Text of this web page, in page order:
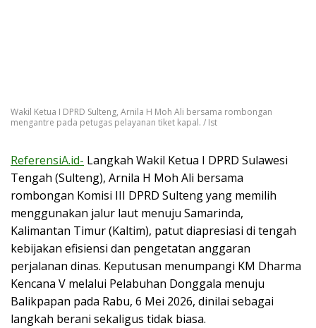
Wakil Ketua I DPRD Sulteng, Arnila H Moh Ali bersama rombongan
mengantre pada petugas pelayanan tiket kapal. / Ist
ReferensiA.id- Langkah Wakil Ketua I DPRD Sulawesi
Tengah (Sulteng), Arnila H Moh Ali bersama
rombongan Komisi III DPRD Sulteng yang memilih
menggunakan jalur laut menuju Samarinda,
Kalimantan Timur (Kaltim), patut diapresiasi di tengah
kebijakan efisiensi dan pengetatan anggaran
perjalanan dinas. Keputusan menumpangi KM Dharma
Kencana V melalui Pelabuhan Donggala menuju
Balikpapan pada Rabu, 6 Mei 2026, dinilai sebagai
langkah berani sekaligus tidak biasa.